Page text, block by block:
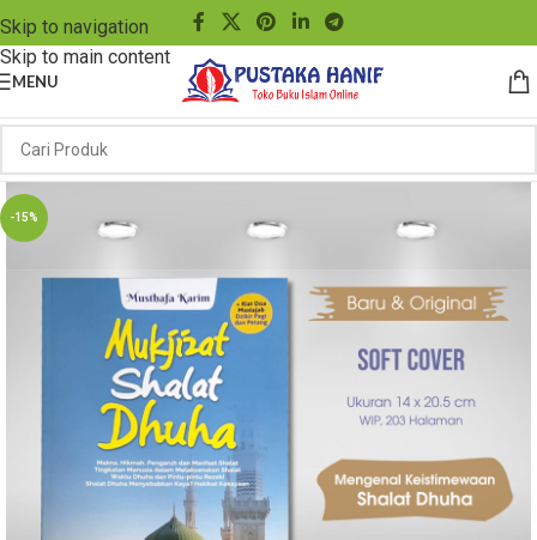
Skip to navigation
Skip to main content
MENU
-15%